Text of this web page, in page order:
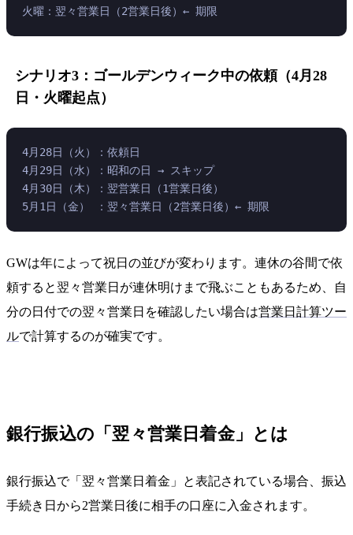
火曜：翌々営業日（2営業日後）← 期限
シナリオ3：ゴールデンウィーク中の依頼（4月28
日・火曜起点）
4月28日（火）：依頼日
4月29日（水）：昭和の日 → スキップ
4月30日（木）：翌営業日（1営業日後）
5月1日（金） ：翌々営業日（2営業日後）← 期限
GWは年によって祝日の並びが変わります。連休の谷間で依
頼すると翌々営業日が連休明けまで飛ぶこともあるため、自
分の日付での翌々営業日を確認したい場合は営業日計算ツー
ルで計算するのが確実です。
銀行振込の「翌々営業日着金」とは
銀行振込で「翌々営業日着金」と表記されている場合、振込
手続き日から2営業日後に相手の口座に入金されます。